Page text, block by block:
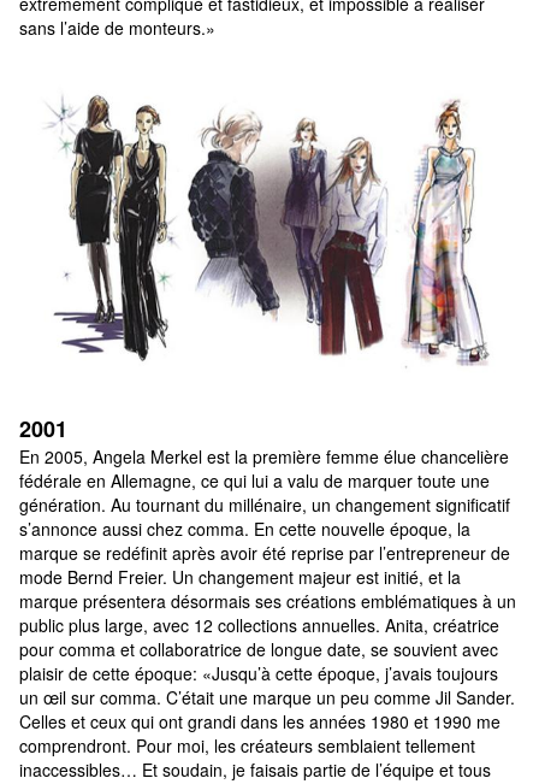
sans l’aide de monteurs.»
2001
En 2005, Angela Merkel est la première femme élue chancelière
fédérale en Allemagne, ce qui lui a valu de marquer toute une
génération. Au tournant du millénaire, un changement significatif
s’annonce aussi chez comma. En cette nouvelle époque, la
marque se redéfinit après avoir été reprise par l’entrepreneur de
mode Bernd Freier. Un changement majeur est initié, et la
marque présentera désormais ses créations emblématiques à un
public plus large, avec 12 collections annuelles. Anita, créatrice
pour comma et collaboratrice de longue date, se souvient avec
plaisir de cette époque: «Jusqu’à cette époque, j’avais toujours
un œil sur comma. C’était une marque un peu comme Jil Sander.
Celles et ceux qui ont grandi dans les années 1980 et 1990 me
comprendront. Pour moi, les créateurs semblaient tellement
inaccessibles… Et soudain, je faisais partie de l’équipe et tous